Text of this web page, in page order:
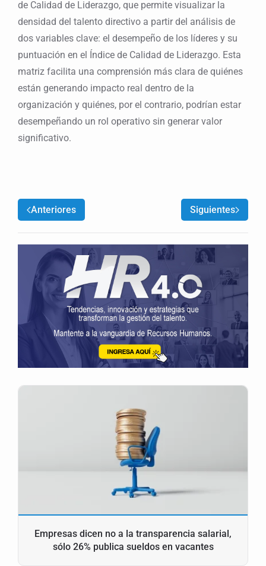
de Calidad de Liderazgo, que permite visualizar la
densidad del talento directivo a partir del análisis de
dos variables clave: el desempeño de los líderes y su
puntuación en el Índice de Calidad de Liderazgo. Esta
matriz facilita una comprensión más clara de quiénes
están generando impacto real dentro de la
organización y quiénes, por el contrario, podrían estar
desempeñando un rol operativo sin generar valor
significativo.
Anteriores Siguientes
Empresas dicen no a la transparencia salarial,
sólo 26% publica sueldos en vacantes